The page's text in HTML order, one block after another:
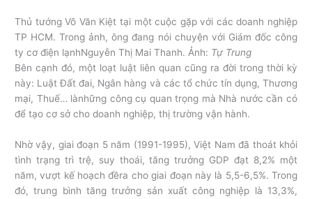
Thủ tướng Võ Văn Kiệt tại một cuộc gặp với các doanh nghiệp
TP HCM. Trong ảnh, ông đang nói chuyện với Giám đốc công
ty cơ điện lạnhNguyễn Thị Mai Thanh. Ảnh: Tự Trung
Bên cạnh đó, một loạt luật liên quan cũng ra đời trong thời kỳ
này: Luật Đất đai, Ngân hàng và các tổ chức tín dụng, Thương
mại, Thuế… lànhững công cụ quan trọng mà Nhà nước cần có
để tạo cơ sở cho doanh nghiệp, thị trường vận hành.
Nhờ vậy, giai đoạn 5 năm (1991-1995), Việt Nam đã thoát khỏi
tình trạng trì trệ, suy thoái, tăng trưởng GDP đạt 8,2% một
năm, vượt kế hoạch đềra cho giai đoạn này là 5,5-6,5%. Trong
đó, trung bình tăng trưởng sản xuất công nghiệp là 13,3%,